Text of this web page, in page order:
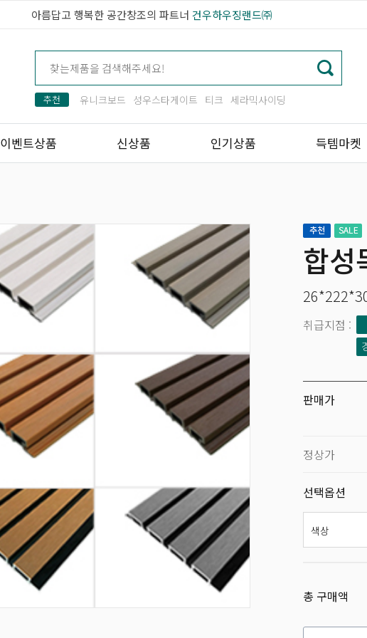
아름답고 행복한 공간창조의 파트너 건우하우징랜드㈜
추천 유니크보드 성우스타게이트 티크 세라믹사이딩
이벤트상품 신상품 인기상품 득템마켓
합성
판매가
정상가
선택옵션
총 구매액